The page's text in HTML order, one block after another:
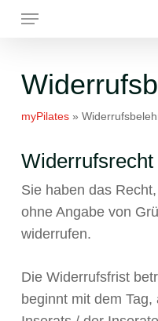
Skip
content
Menu
myPilates»
Widerrufsrecht
Sie haben das
ohne Angabe von
widerrufen.
Die Widerrufsfrist
beginnt mit dem